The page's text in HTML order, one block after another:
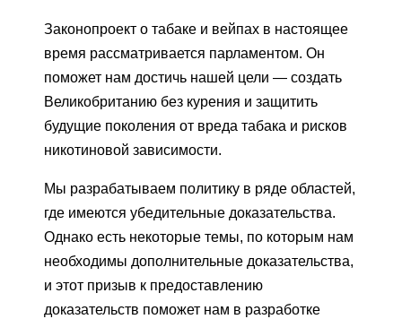
Законопроект о табаке и вейпах в настоящее
время рассматривается парламентом. Он
поможет нам достичь нашей цели — создать
Великобританию без курения и защитить
будущие поколения от вреда табака и рисков
никотиновой зависимости.
Мы разрабатываем политику в ряде областей,
где имеются убедительные доказательства.
Однако есть некоторые темы, по которым нам
необходимы дополнительные доказательства,
и этот призыв к предоставлению
доказательств поможет нам в разработке